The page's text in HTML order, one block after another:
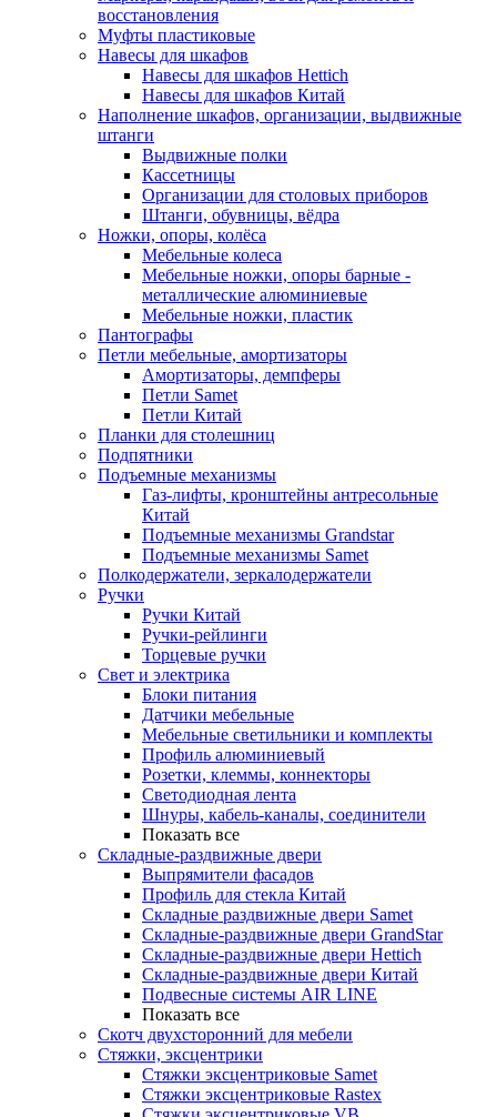
восстановления
Муфты пластиковые
Навесы для шкафов
Навесы для шкафов Hettich
Навесы для шкафов Китай
Наполнение шкафов, организации, выдвижные
штанги
Выдвижные полки
Кассетницы
Организации для столовых приборов
Штанги, обувницы, вёдра
Ножки, опоры, колёса
Мебельные колеса
Мебельные ножки, опоры барные -
металлические алюминиевые
Мебельные ножки, пластик
Пантографы
Петли мебельные, амортизаторы
Амортизаторы, демпферы
Петли Samet
Петли Китай
Планки для столешниц
Подпятники
Подъемные механизмы
Газ-лифты, кронштейны антресольные
Китай
Подъемные механизмы Grandstar
Подъемные механизмы Samet
Полкодержатели, зеркалодержатели
Ручки
Ручки Китай
Ручки-рейлинги
Торцевые ручки
Свет и электрика
Блоки питания
Датчики мебельные
Мебельные светильники и комплекты
Профиль алюминиевый
Розетки, клеммы, коннекторы
Светодиодная лента
Шнуры, кабель-каналы, соединители
Показать все
Складные-раздвижные двери
Выпрямители фасадов
Профиль для стекла Китай
Складные раздвижные двери Samet
Складные-раздвижные двери GrandStar
Складные-раздвижные двери Hettich
Складные-раздвижные двери Китай
Подвесные системы AIR LINE
Показать все
Скотч двухсторонний для мебели
Стяжки, эксцентрики
Cтяжки эксцентриковые Samet
Стяжки эксцентриковые Rastex